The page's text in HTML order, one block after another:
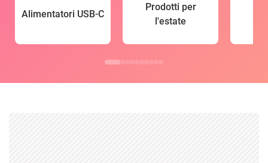
Alimentatori USB-C
Prodotti per
l'estate